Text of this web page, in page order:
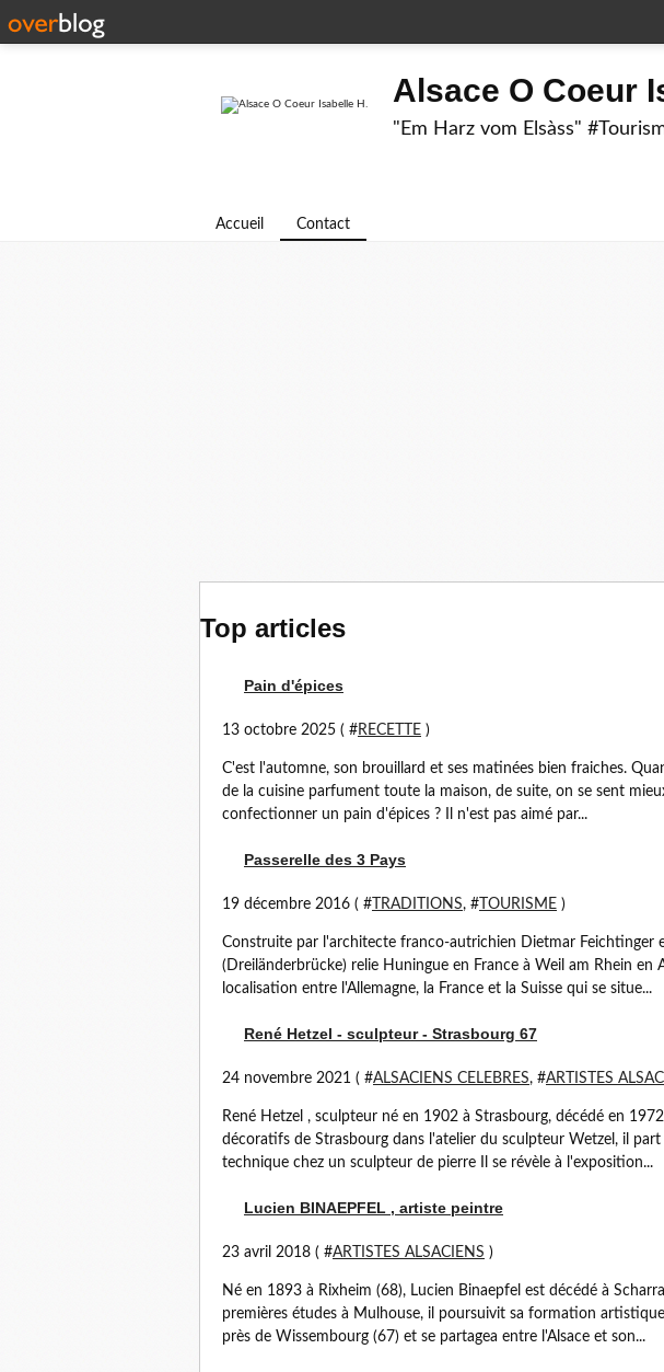
Alsace O Coeur
"Em Harz vom Elsàss"
Accueil Contact
Top articles
Pain d'épices
13 octobre 2025 ( #RECETTE )
C'est l'automne, son brouillard et ses matinées bien fraiches.
de la cuisine parfument toute la maison, de suite, on se sent
confectionner un pain d'épices ? Il n'est pas aimé par...
Passerelle des 3 Pays
19 décembre 2016 ( # TRADITIONS, # TOURISME )
Construite par l'architecte franco-autrichien Dietmar Feichtinger
(Dreiländerbrücke) relie Huningue en France à Weil am Rhein en
localisation entre l'Allemagne, la France et la Suisse qui se situe...
René Hetzel - sculpteur - Strasbourg 67
24 novembre 2021 ( #ALSACIENS CELEBRES, #ARTISTES
René Hetzel , sculpteur né en 1902 à Strasbourg, décédé en
décoratifs de Strasbourg dans l'atelier du sculpteur Wetzel, il
technique chez un sculpteur de pierre Il se révèle à l'exposition...
Lucien BINAEPFEL , artiste peintre
23 avril 2018 ( #ARTISTES ALSACIENS )
Né en 1893 à Rixheim (68), Lucien Binaepfel est décédé à
premières études à Mulhouse, il poursuivit sa formation
près de Wissembourg (67) et se partagea entre l'Alsace et son...